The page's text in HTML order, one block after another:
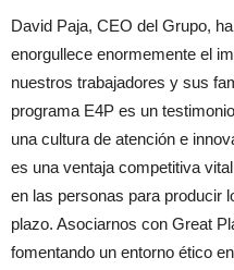
David Paja, CEO del Grupo,
enorgullece enormemente el
nuestros trabajadores y sus
programa E4P es un
una cultura de atención e
es una ventaja competitiva
en las personas para producir
plazo. Asociarnos con Great
fomentando un entorno ético